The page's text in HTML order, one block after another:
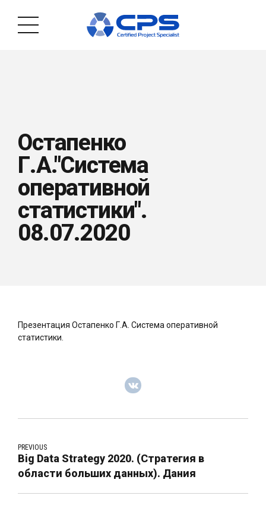
Остапенко
Г.А."Система
оперативной
статистики".
08.07.2020
Презентация Остапенко Г.А. Система оперативной
статистики.
PREVIOUS
Big Data Strategy 2020. (Стратегия в
области больших данных). Дания